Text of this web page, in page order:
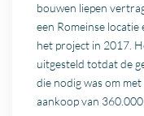
bouwen liepen
een Romeinse locatie
het project in 2017.
uitgesteld totdat de
die nodig was om
aankoop van